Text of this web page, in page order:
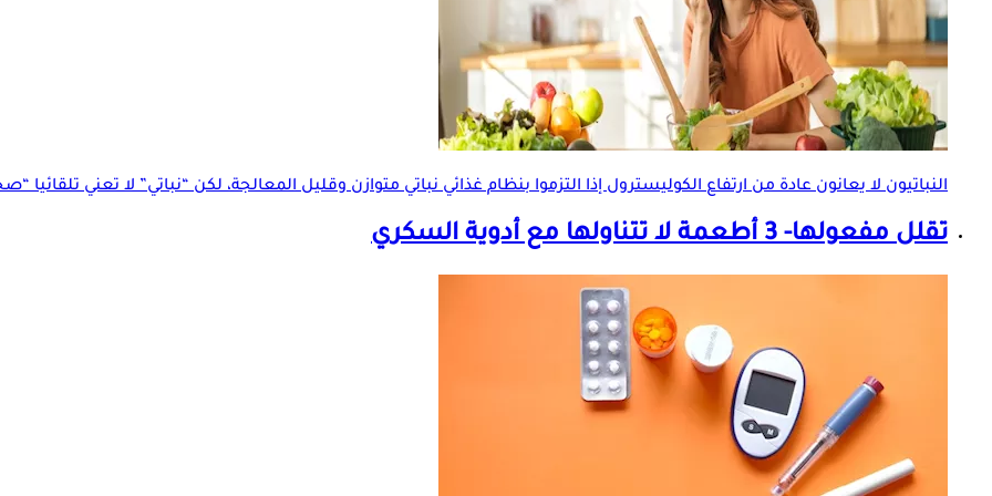
النباتيون لا يعانون عادة من ارتفاع الكوليسترول إذا التزموا بنظام غذائي نباتي متوازن وقليل المعالجة، لكن “نباتي” لا تعني تلقائيا
تقلل مفعولها- 3 أطعمة لا تتناولها مع أدوية السكري